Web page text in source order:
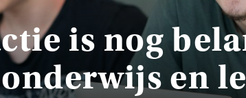
ACTA
EB
FDG
is nog
onderwijs en